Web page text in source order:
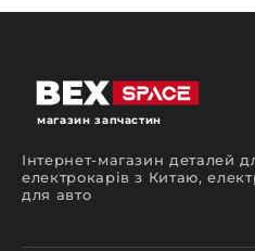
магазин запчастин
Інтернет-магазин деталей
електрокарів з Китаю,
для авто